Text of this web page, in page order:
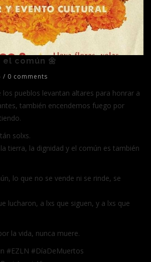
el común 🌼
/ 0 comments
los pueblos levantan altares para honrar a
también encendemos fuego por
solxs.
tierra, la dignidad y el común es también
lo que no se vende ni se rinde, se
lucharon, a lxs que siguen, y a lxs que
la vida, nunca muere.
#EZLN #DíaDeMuertos